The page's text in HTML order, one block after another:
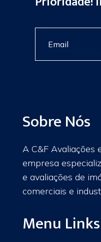
Sobre Nós
A C&F Avaliações
empresa
e avaliações de
comerciais e
Menu Links